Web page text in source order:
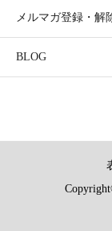
メルマガ登録・解
BLOG